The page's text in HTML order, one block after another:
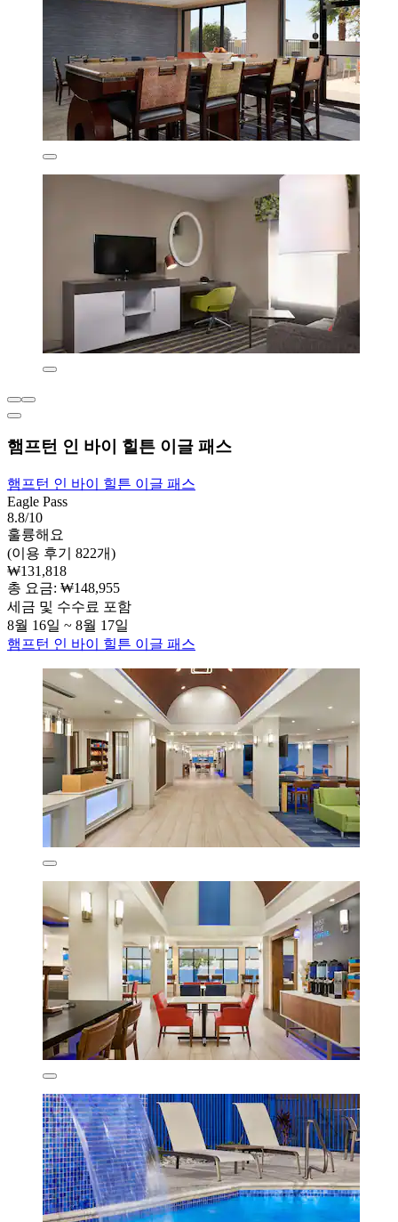
햄프턴 인 바이 힐튼 이글 패스
햄프턴 인 바이 힐튼 이글 패스
Eagle Pass
8.8/10
훌륭해요
(이용 후기 822개)
₩131,818
총 요금: ₩148,955
세금 및 수수료 포함
8월 16일 ~ 8월 17일
햄프턴 인 바이 힐튼 이글 패스